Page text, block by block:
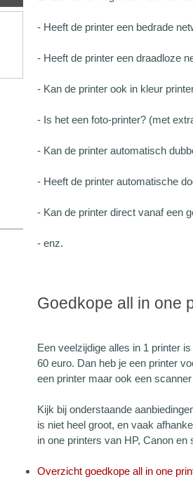
- Heeft de printer een bedrade
- Heeft de printer een draadloze
- Kan de printer ook in kleur
- Is het een foto-printer? (met
- Kan de printer automatisch
- Heeft de printer automatische
- Kan de printer direct vanaf een
- enz.
Goedkope all in one
Een veelzijdige alles in 1 printer
60 euro. Dan heb je een printer
een printer maar ook een
Kijk bij onderstaande
is niet heel groot, en vaak
in one printers van HP, Canon en
Overzicht goedkope all in one